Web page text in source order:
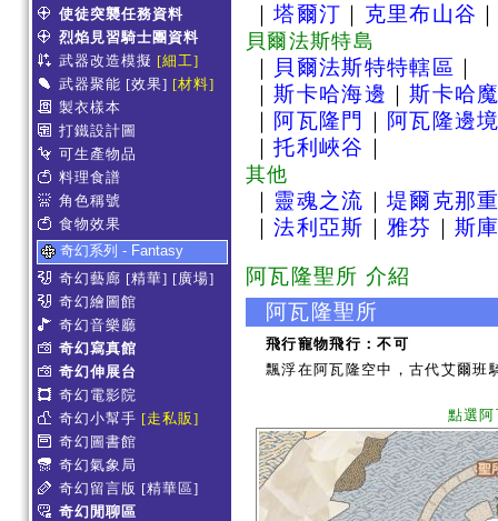
使徒突襲任務資料
烈焰見習騎士團資料
武器改造模擬 [細工]
武器聚能 [效果] [材料]
製衣樣本
打鐵設計圖
可生產物品
料理食譜
角色稱號
食物效果
奇幻系列 - Fantasy
奇幻藝廊 [精華] [廣場]
奇幻繪圖館
奇幻音樂廳
奇幻寫真館
奇幻伸展台
奇幻電影院
奇幻小幫手 [走私販]
奇幻圖書館
奇幻氣象局
奇幻留言版 [精華區]
奇幻閒聊區
｜塔爾汀 克里布山谷
貝爾法斯特島
貝爾法斯特特轄區
｜斯卡哈海邊 ｜斯卡哈
阿瓦隆門
阿瓦隆邊
｜托利峽谷
其他
靈魂之流 ｜堤爾克那
｜法利亞斯 雅芬 ｜斯
阿瓦隆聖所 介紹
阿瓦隆聖所
飛行寵物飛行：不可
飄浮在阿瓦隆空中，古代艾爾班
點選